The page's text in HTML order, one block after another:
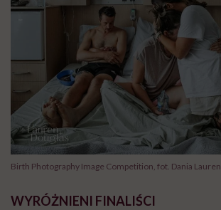
Birth Photography Image Competition, fot. Dania Lauren
WYRÓŻNIENI FINALIŚCI